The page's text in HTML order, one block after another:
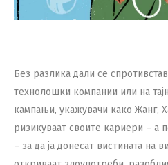
Без разлика дали се
технолошки компании или на
кампањи, укажувачи како Жанг,
ризикуваат своите кариери – а
– за да ја донесат вистината на